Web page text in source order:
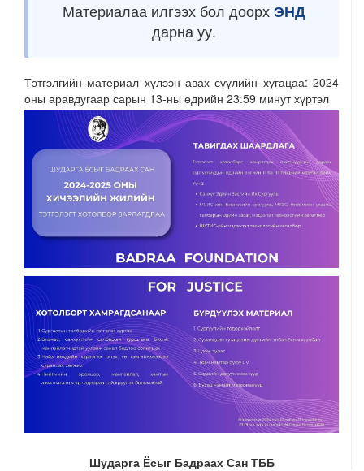
Материалаа илгээх бол доорхЭНД
дарна уу.
Тэтгэлгийн материал хүлээн авах сүүлийн хугацаа: 2024
оны аравдугаар сарын 13-ны өдрийн 23:59 минут хүртэл
Шударга Ёсыг Бадраах Сан ТББ